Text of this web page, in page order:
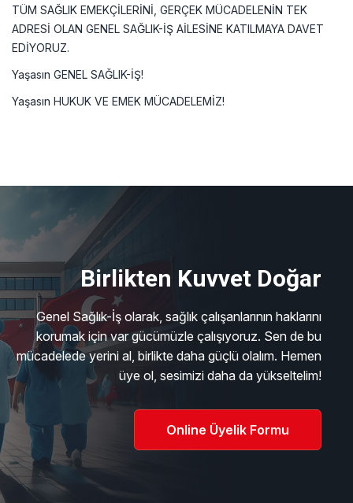
TÜM SAĞLIK EMEKÇİLERİNİ, GERÇEK MÜCADELENİN TEK
ADRESİ OLAN GENEL SAĞLIK-İŞ AİLESİNE KATILMAYA DAVET
EDİYORUZ.
Yaşasın GENEL SAĞLIK-İŞ!
Yaşasın HUKUK VE EMEK MÜCADELEMİZ!
Birlikten Kuvvet Doğar
Genel Sağlık-İş olarak, sağlık çalışanlarının haklarını
korumak için var gücümüzle çalışıyoruz. Sen de bu
mücadelede yerini al, birlikte daha güçlü olalım. Hemen
üye ol, sesimizi daha da yükseltelim!
Online Üyelik Formu